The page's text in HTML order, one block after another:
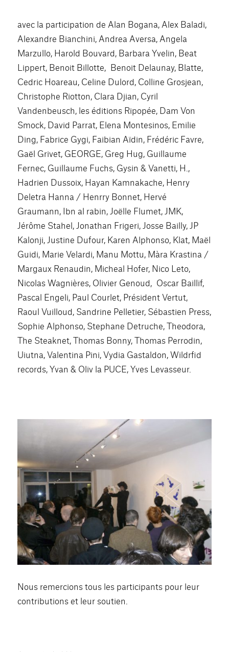
avec la participation de Alan Bogana, Alex Baladi,
Alexandre Bianchini, Andrea Aversa, Angela
Marzullo, Harold Bouvard, Barbara Yvelin, Beat
Lippert, Benoit Billotte, Benoit Delaunay, Blatte,
Cedric Hoareau, Celine Dulord, Colline Grosjean,
Christophe Riotton, Clara Djian, Cyril
Vandenbeusch, les éditions Ripopée, Dam Von
Smock, David Parrat, Elena Montesinos, Emilie
Ding, Fabrice Gygi, Faibian Aïdin, Frédéric Favre,
Gaël Grivet, GEORGE, Greg Hug, Guillaume
Fernec, Guillaume Fuchs, Gysin & Vanetti, H.,
Hadrien Dussoix, Hayan Kamnakache, Henry
Deletra Hanna / Henrry Bonnet, Hervé
Graumann, Ibn al rabin, Joëlle Flumet, JMK,
Jérôme Stahel, Jonathan Frigeri, Josse Bailly, JP
Kalonji, Justine Dufour, Karen Alphonso, Klat, Maël
Guidi, Marie Velardi, Manu Mottu, Màra Krastina /
Margaux Renaudin, Micheal Hofer, Nico Leto,
Nicolas Wagnières, Olivier Genoud, Oscar Baillif,
Pascal Engeli, Paul Courlet, Président Vertut,
Raoul Vuilloud, Sandrine Pelletier, Sébastien Press,
Sophie Alphonso, Stephane Detruche, Theodora,
The Steaknet, Thomas Bonny, Thomas Perrodin,
Uiutna, Valentina Pini, Vydia Gastaldon, Wildrfid
records, Yvan & Oliv la PUCE, Yves Levasseur.
Nous remercions tous les participants pour leur
contributions et leur soutien.